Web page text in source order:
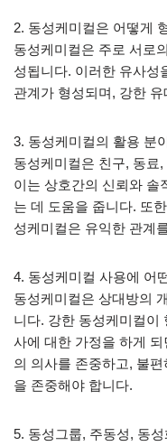
2. 동성케미컬은 어떻게
동성케미컬은 주로 서로
성됩니다. 이러한 유사성
관계가 형성되며, 강한
3. 동성케미컬의 활용 분
동성케미컬은 친구, 동료
이는 상호간의 신뢰와 솔
는 데 도움을 줍니다. 또
성케미컬은 유익한 관계
4. 동성케미컬 사용에 어
동성케미컬은 상대방의
니다. 강한 동성케미컬이
사에 대한 가정을 하게
의 의사를 존중하고, 불
을 존중해야 합니다.
5. 동성그룹, 주동성, 동